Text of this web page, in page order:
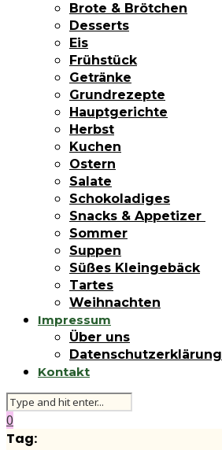
Brote & Brötchen
Desserts
Eis
Frühstück
Getränke
Grundrezepte
Hauptgerichte
Herbst
Kuchen
Ostern
Salate
Schokoladiges
Snacks & Appetizer
Sommer
Suppen
Süßes Kleingebäck
Tartes
Weihnachten
Impressum
Über uns
Datenschutzerklärung
Kontakt
0
Tag: